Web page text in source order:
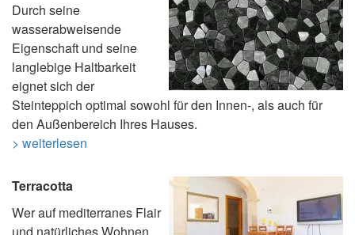
Durch seine
wasserabweisende
Eigenschaft und seine
langlebige Haltbarkeit
eignet sich der
Steinteppich optimal sowohl für den Innen-, als auch für
den Außenbereich Ihres Hauses.
> weiterlesen
Terracotta
Wer auf mediterranes Flair